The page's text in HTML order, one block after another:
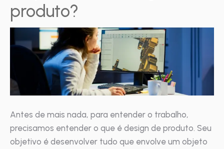
produto?
Antes de mais nada, para entender o trabalho,
precisamos entender o que é design de produto. Seu
objetivo é desenvolver tudo que envolve um objeto